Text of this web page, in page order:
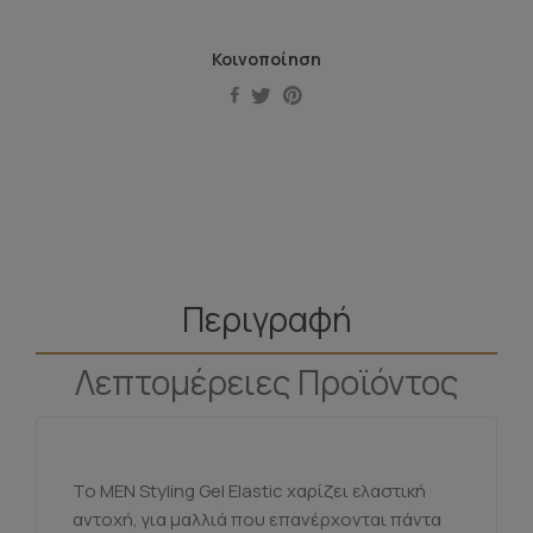
Κοινοποίηση
Περιγραφή
Λεπτομέρειες Προϊόντος
Το MEN Styling Gel Elastic χαρίζει ελαστική
αντοχή, για μαλλιά που επανέρχονται πάντα